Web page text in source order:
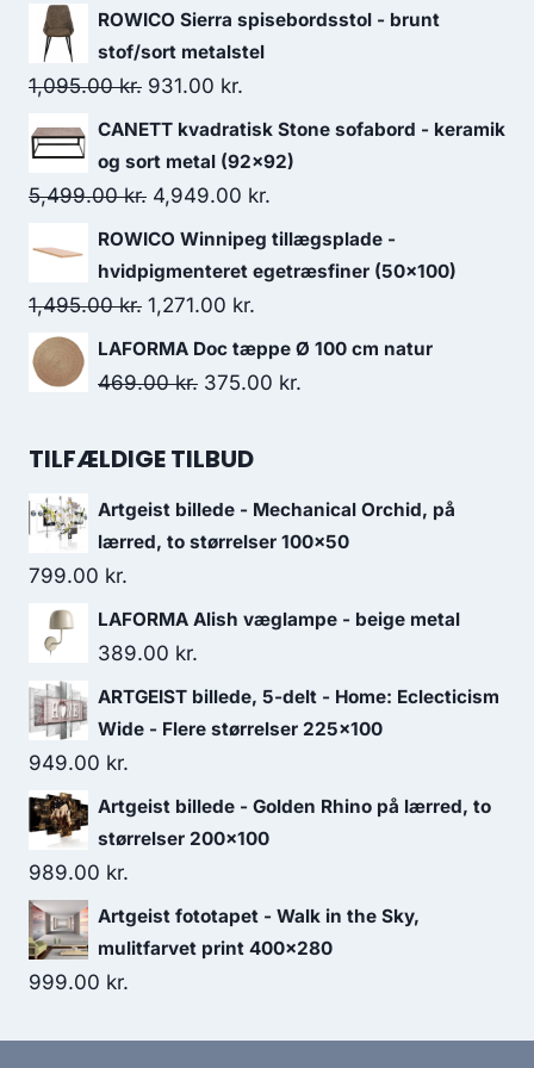
ROWICO Sierra spisebordsstol - brunt
stof/sort metalstel
1,095.00kr. 931.00 kr.
CANETT kvadratisk Stone sofabord - keramik
og sort metal (92x92)
5,499.00kr. 4,949.00 kr.
ROWICO Winnipeg tillægsplade -
hvidpigmenteret egetræsfiner (50x100)
1,495.00kr. 1,271.00 kr.
LAFORMA Doc tæppe Ø 100 cm natur
469.00kr. 375.00 kr.
TILFÆLDIGE TILBUD
Artgeist billede - Mechanical Orchid, på
lærred, to størrelser 100x50
799.00 kr.
LAFORMA Alish væglampe - beige metal
389.00 kr.
ARTGEIST billede, 5-delt - Home: Eclecticism
Wide - Flere størrelser 225x100
949.00 kr.
Artgeist billede - Golden Rhino på lærred, to
størrelser 200x100
989.00 kr.
Artgeist fototapet - Walk in the Sky,
mulitfarvet print 400x280
999.00 kr.